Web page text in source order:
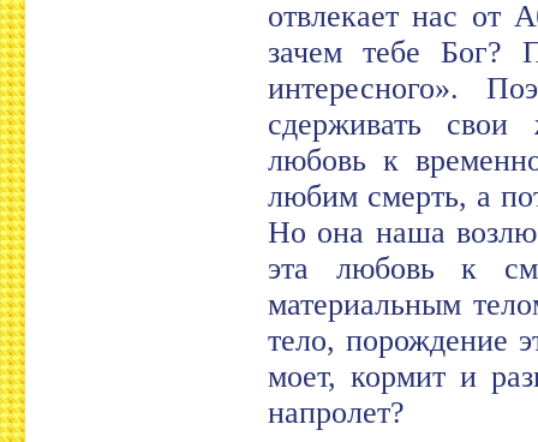
отвлекает нас от
зачем тебе Бог?
интересного».
сдерживать
любовь к
любим смерть, а
Но она наша
эта любовь к
материальным
тело, порождение
моет, кормит и
напролет?